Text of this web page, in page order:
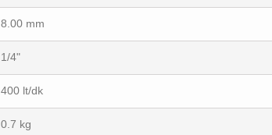
8.00 mm
1/4"
400 lt/dk
0.7 kg